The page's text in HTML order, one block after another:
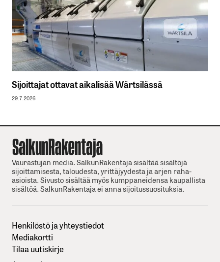
Sijoittajat ottavat aikalisää Wärtsilässä
29.7.2026
Vaurastujan media. SalkunRakentaja sisältää sisältöjä
sijoittamisesta, taloudesta, yrittäjyydesta ja arjen raha-
asioista. Sivusto sisältää myös kumppaneidensa kaupallista
sisältöä. SalkunRakentaja ei anna sijoitussuosituksia.
Henkilöstö ja yhteystiedot
Mediakortti
Tilaa uutiskirje